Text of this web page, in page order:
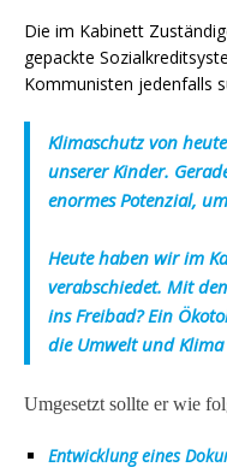
Die im Kabinett
gepackte
Kommunisten jedenfalls
Klimaschutz von
unserer Kinder.
enormes Potenzial,
Heute haben wir im
verabschiedet. Mit
ins Freibad? Ein
die Umwelt und Klima
Umgesetzt sollte er wie
Entwicklung eines